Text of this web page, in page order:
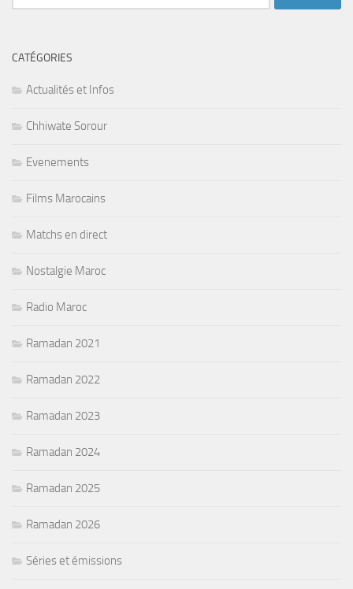
CATÉGORIES
Actualités et Infos
Chhiwate Sorour
Evenements
Films Marocains
Matchs en direct
Nostalgie Maroc
Radio Maroc
Ramadan 2021
Ramadan 2022
Ramadan 2023
Ramadan 2024
Ramadan 2025
Ramadan 2026
Séries et émissions